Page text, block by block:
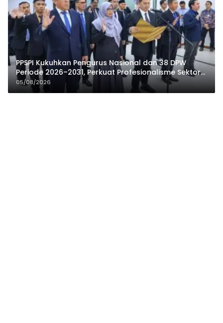
PPSPI Kukuhkan Pengurus Nasional dan 38 DPW
Periode 2026–2031, Perkuat Profesionalisme Sektor
Publik
05/08/2026